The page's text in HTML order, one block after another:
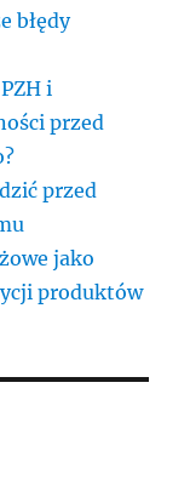
błędy
i
przed
przed
jako
produktów